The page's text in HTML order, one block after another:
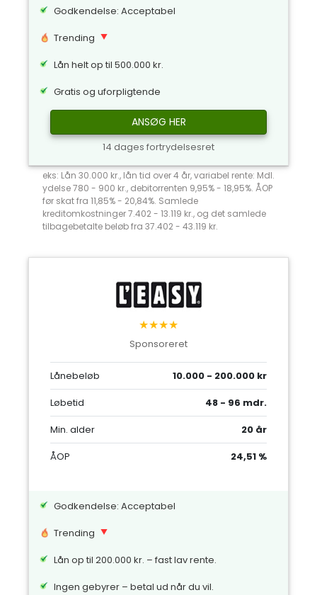
Godkendelse: Acceptabel
Trending
Lån helt op til 500.000 kr.
Gratis og uforpligtende
ANSØG HER
14 dages fortrydelsesret
eks: Lån 30.000 kr., lån tid over 4 år, variabel rente: Mdl.
ydelse 780 - 900 kr., debitorrenten 9,95% - 18,95%. ÅOP
før skat fra 11,85% - 20,84%. Samlede
kreditomkostninger 7.402 - 13.119 kr., og det samlede
tilbagebetalte beløb fra 37.402 - 43.119 kr.
★★★★
Sponsoreret
Lånebeløb
10.000 - 200.000 kr
Løbetid
48 - 96 mdr.
Min. alder
20 år
ÅOP
24,51 %
Godkendelse: Acceptabel
Trending
Lån op til 200.000 kr. – fast lav rente.
Ingen gebyrer – betal ud når du vil.